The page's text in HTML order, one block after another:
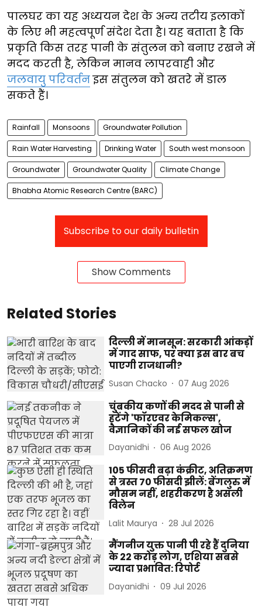
पालघर का यह अध्ययन देश के अन्य तटीय इलाकों
के लिए भी महत्वपूर्ण संदेश देता है। यह बताता है कि
प्रकृति किस तरह पानी के संतुलन को बनाए रखने में
मदद करती है, लेकिन मानव लापरवाही और
जलवायु परिवर्तनइस संतुलन को खतरे में डाल
सकते हैं।
Rainfall Monsoons Groundwater Pollution
Rain Water Harvesting Drinking Water South west monsoon
Groundwater Groundwater Quality Climate Change
Bhabha Atomic Research Centre (BARC)
Subscribe to our daily bulletin
Show Comments
Related Stories
दिल्ली में मानसून: सरकारी आंकड़ों
में गाद साफ, पर क्या इस बार बच
पाएगी राजधानी?
Susan Chacko 07 Aug 2026
चुंबकीय कणों की मदद से पानी से
हटेंगे 'फॉरएवर केमिकल्स',
वैज्ञानिकों की नई सफल खोज
Dayanidhi 06 Aug 2026
105 फीसदी बढ़ा कंक्रीट, अतिक्रमण
से त्रस्त 70 फीसदी झीलें: बेंगलुरु में
मौसम नहीं, शहरीकरण है असली
विलेन
Lalit Maurya 28 Jul 2026
मैंगनीज युक्त पानी पी रहे हैं दुनिया
के 22 करोड़ लोग, एशिया सबसे
ज्यादा प्रभावित: रिपोर्ट
Dayanidhi 09 Jul 2026